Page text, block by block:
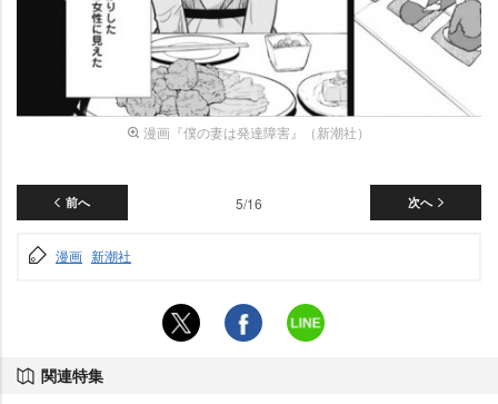
漫画『僕の妻は発達障害』（新潮社）
前へ 次へ
5/16
漫画 新潮社
関連特集